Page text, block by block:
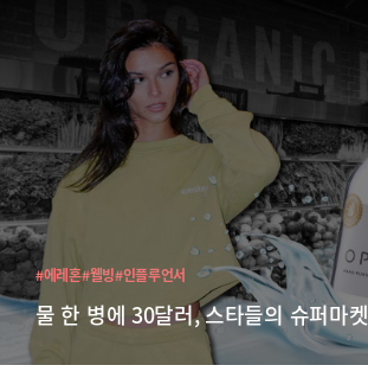
물 한 병에 30달러, 스타들의 슈퍼마켓
#에레혼#웰빙#인플루언서